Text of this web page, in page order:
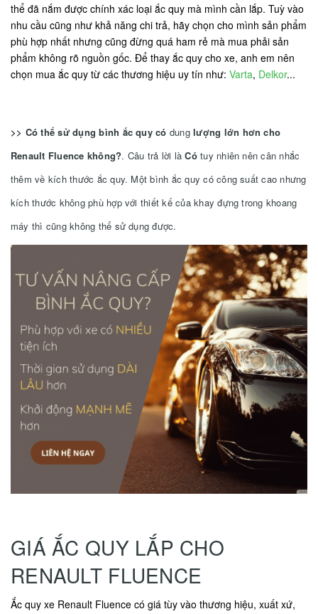
thể đã nắm được chính xác loại ắc quy mà mình cần lắp. Tuỳ vào
nhu cầu cũng như khả năng chi trả, hãy chọn cho mình sản phẩm
phù hợp nhất nhưng cũng đừng quá ham rẻ mà mua phải sản
phẩm không rõ nguồn gốc. Để thay ắc quy cho xe, anh em nên
chọn mua ắc quy từ các thương hiệu uy tín như: Varta, Delkor...
>> Có thể sử dụng bình ắc quy có dunglượng lớn hơn cho
Renault Fluence không?. Câu trả lời làCótuy nhiên nên cân nhắc
thêm về kích thước ắc quy. Một bình ắc quy có công suất cao nhưng
kích thước không phù hợp với thiết kế của khay đựng trong khoang
máy thì cũng không thể sử dụng được.
GIÁ ẮC QUY LẮP CHO
RENAULT FLUENCE
Ắc quy xe Renault Fluence có giá tùy vào thương hiệu, xuất xứ,